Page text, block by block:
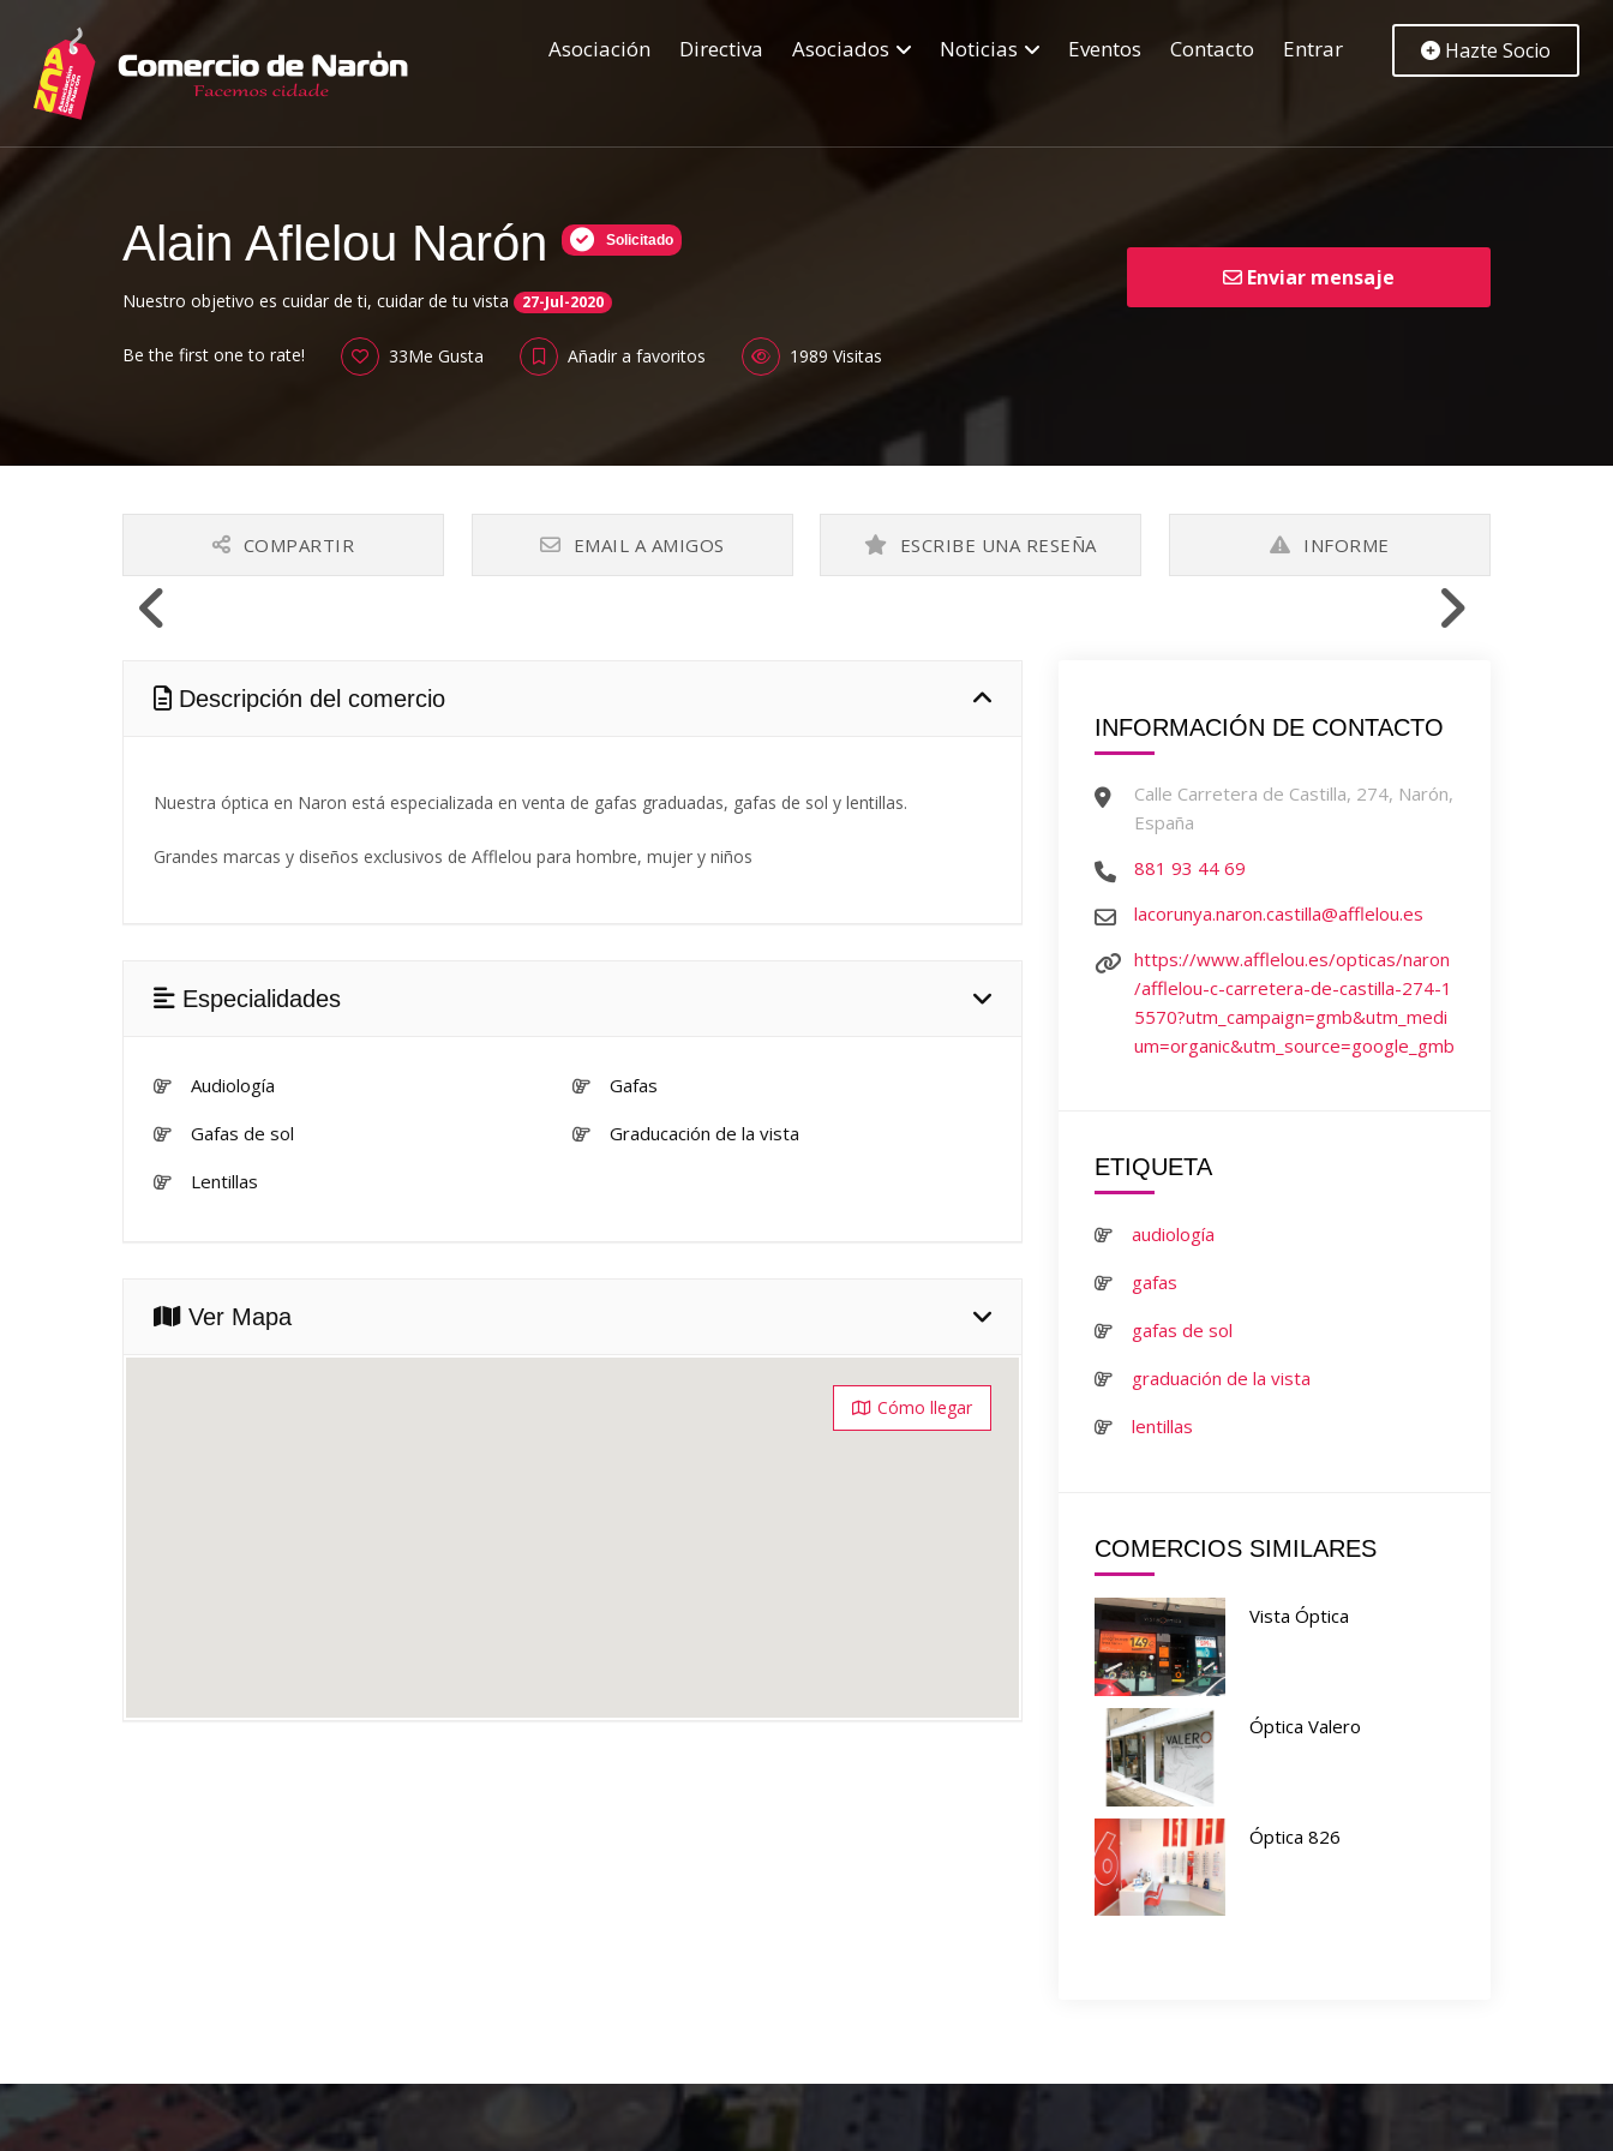
Asociación Directiva Asociados Noticias Eventos Contacto Entrar Hazte Socio
Alain Aflelou Narón Solicitado
Nuestro objetivo es cuidar de ti, cuidar de tu vista 27-Jul-2020
Be the first one to rate! 33Me Gusta Añadir a favoritos 1989 Visitas
Enviar mensaje
COMPARTIR EMAIL A AMIGOS ESCRIBE UNA RESEÑA INFORME
Descripción del comercio
Nuestra óptica en Naron está especializada en venta de gafas graduadas, gafas de sol y lentillas.
Grandes marcas y diseños exclusivos de Afflelou para hombre, mujer y niños
Especialidades
Audiología
Gafas
Gafas de sol
Graducación de la vista
Lentillas
Ver Mapa
Cómo llegar
INFORMACIÓN DE CONTACTO
Calle Carretera de Castilla, 274, Narón,
España
881 93 44 69
lacorunya.naron.castilla@afflelou.es
https://www.afflelou.es/opticas/naron
/afflelou-c-carretera-de-castilla-274-1
5570?utm_campaign=gmb&utm_medi
um=organic&utm_source=google_gmb
ETIQUETA
audiología
gafas
gafas de sol
graduación de la vista
lentillas
COMERCIOS SIMILARES
Vista Óptica
Óptica Valero
Óptica 826